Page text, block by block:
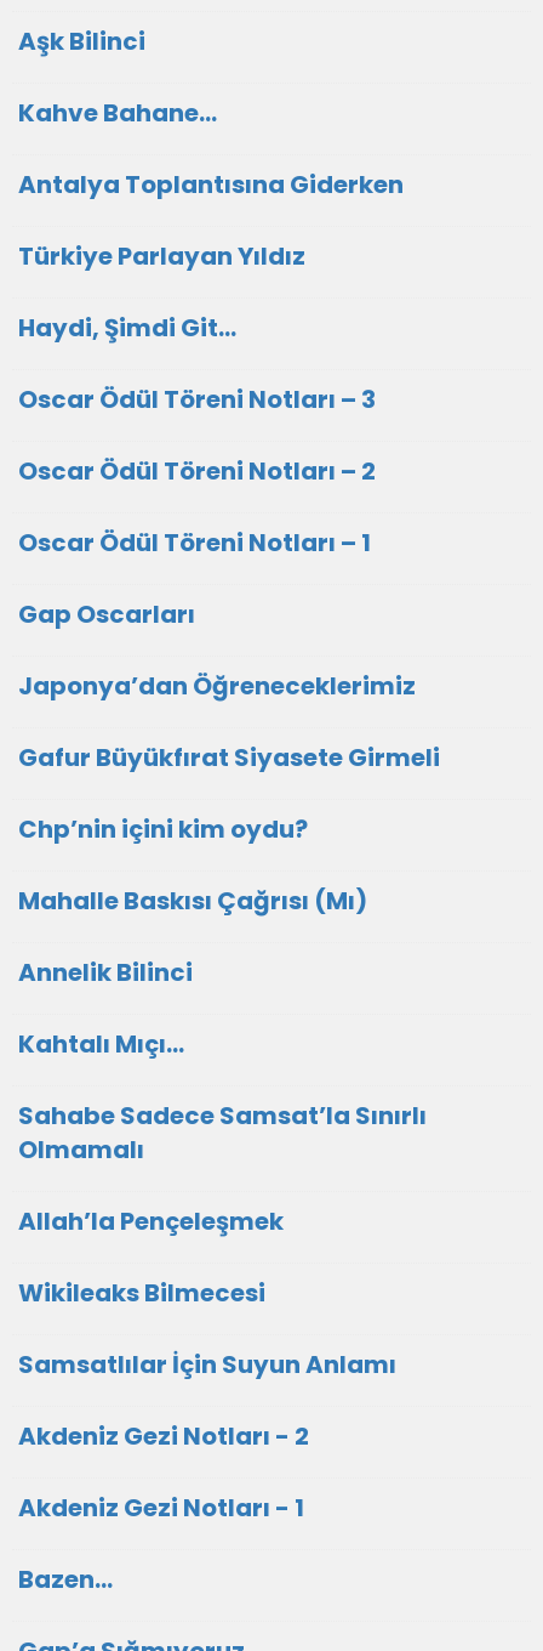
Aşk Bilinci
Kahve Bahane…
Antalya Toplantısına Giderken
Türkiye Parlayan Yıldız
Haydi, Şimdi Git…
Oscar Ödül Töreni Notları – 3
Oscar Ödül Töreni Notları – 2
Oscar Ödül Töreni Notları – 1
Gap Oscarları
Japonya’dan Öğreneceklerimiz
Gafur Büyükfırat Siyasete Girmeli
Chp’nin içini kim oydu?
Mahalle Baskısı Çağrısı (Mı)
Annelik Bilinci
Kahtalı Mıçı…
Sahabe Sadece Samsat’la Sınırlı
Olmamalı
Allah’la Pençeleşmek
Wikileaks Bilmecesi
Samsatlılar İçin Suyun Anlamı
Akdeniz Gezi Notları - 2
Akdeniz Gezi Notları - 1
Bazen...